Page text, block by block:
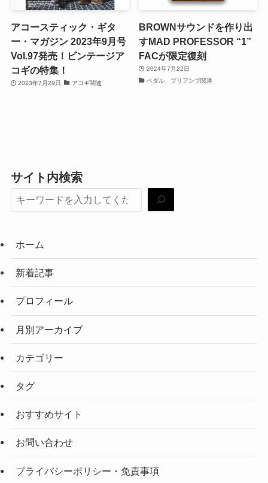
アコースティック・ギタ
ー・マガジン 2023年9月号
Vol.97発売！ビンテージア
コギの特集！
2023年7月29日 アコギ関連
BROWNサウンドを作り出
すMAD PROFESSOR “1”
FACが限定復刻
2024年7月22日
ペダル、プリアンプ関連
サイト内検索
ホーム
新着記事
プロフィール
月別アーカイブ
カテゴリー
タグ
おすすめサイト
お問い合わせ
プライバシーポリシー・免責事項